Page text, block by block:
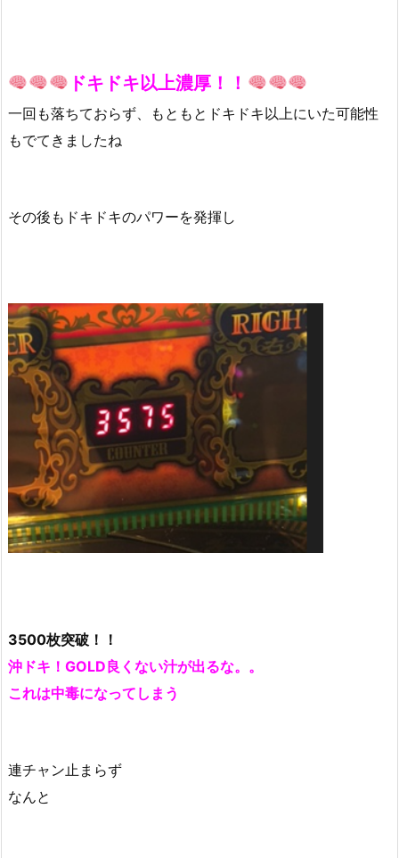
ドキドキ以上濃厚！！
一回も落ちておらず、もともとドキドキ以上にいた可能性
もでてきましたね
その後もドキドキのパワーを発揮し
3500枚突破！！
沖ドキ！GOLD良くない汁が出るな。。
これは中毒になってしまう
連チャン止まらず
なんと